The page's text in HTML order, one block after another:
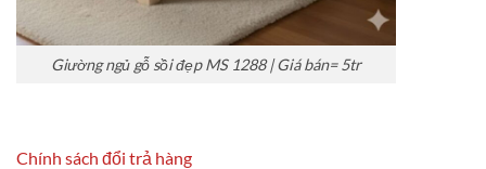
Giường ngủ gỗ sồi đẹp MS 1288 | Giá bán= 5tr
Chính sách đổi trả hàng